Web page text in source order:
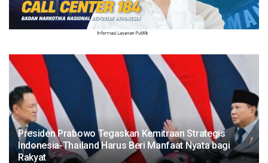
Presiden Prabowo Tegaskan Kemitraan Strategis
Indonesia-Thailand Harus Beri Manfaat Nyata bagi
Rakyat